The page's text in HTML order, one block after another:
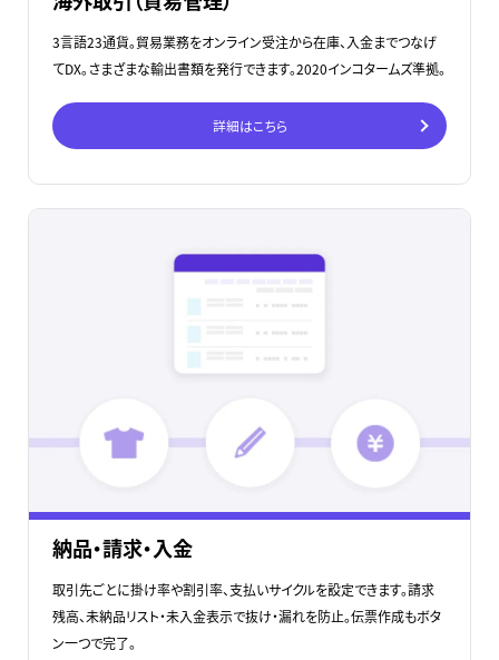
3言語23通貨。貿易業務をオンライン受注から在庫、入金までつなげ
てDX。さまざまな輸出書類を発行できます。2020インコタームズ準拠。
詳細はこちら
納品・請求・入金
取引先ごとに掛け率や割引率、支払いサイクルを設定できます。請求
残高、未納品リスト・未入金表示で抜け・漏れを防止。伝票作成もボタ
ン一つで完了。